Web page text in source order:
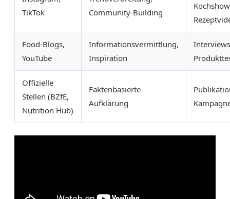
TikTok
Community-Building
Food-Blogs,
YouTube
Informationsvermittlung,
Inspiration
Offizielle
Stellen (BZfE,
Nutrition Hub)
Faktenbasierte
Aufklärung